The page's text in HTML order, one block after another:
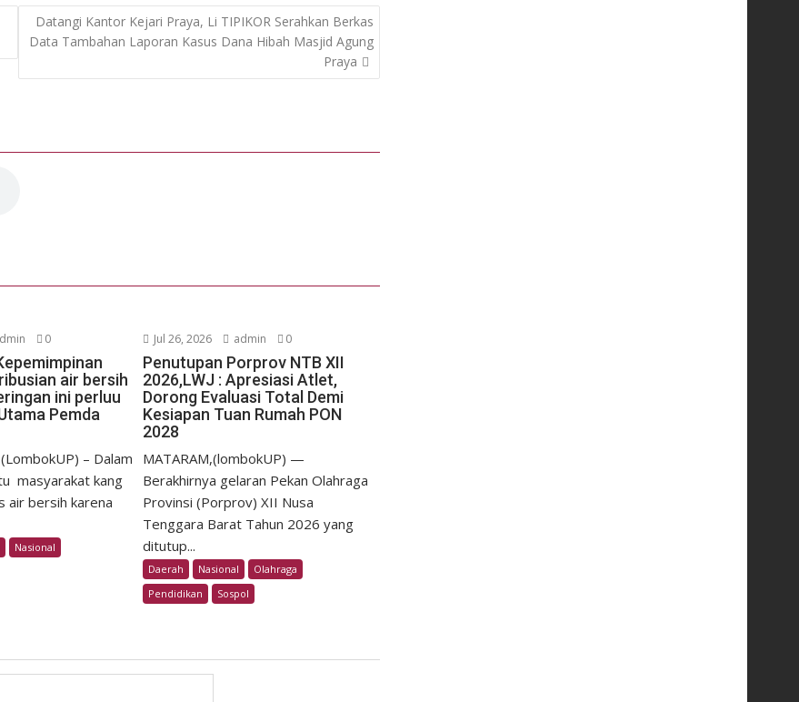
Datangi Kantor Kejari Praya, Li TIPIKOR Serahkan Berkas
Data Tambahan Laporan Kasus Dana Hibah Masjid Agung
Praya
0
air bersih
ini perluu
Pemda
– Dalam
masyarakat kang
air bersih karena
Nasional
Jul 26, 2026 admin 0
Penutupan Porprov NTB XII
2026,LWJ : Apresiasi Atlet,
Dorong Evaluasi Total Demi
Kesiapan Tuan Rumah PON
2028
MATARAM,(lombokUP) —
Berakhirnya gelaran Pekan Olahraga
Provinsi (Porprov) XII Nusa
Tenggara Barat Tahun 2026 yang
ditutup...
Daerah Nasional
Olahraga
Pendidikan
Sospol